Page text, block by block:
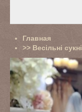
Главная
>> Весільні сукні